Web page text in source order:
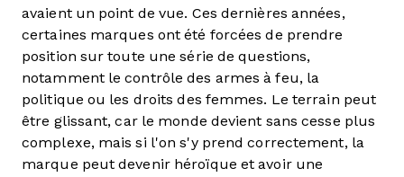
avaient un point de vue. Ces dernières années,
certaines marques ont été forcées de prendre
position sur toute une série de questions,
notamment le contrôle des armes à feu, la
politique ou les droits des femmes. Le terrain peut
être glissant, car le monde devient sans cesse plus
complexe, mais si l'on s'y prend correctement, la
marque peut devenir héroïque et avoir une